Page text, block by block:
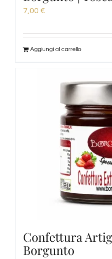
7,00 €
Aggiungi al carrello
Confettura
Borgunto